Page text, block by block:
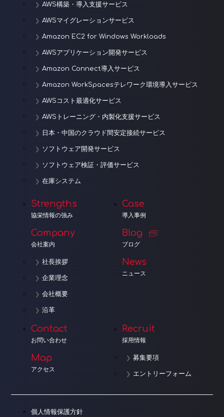
AWS構築・導入支援サービス
AWSマイグレーションサービス
Amazon EC2 for Windows Workloads
AWSアプリケーション開発サービス
Amazon Connect導入サービス
Amazon WorkSpacesテレワーク環境導入サービス
AWSコスト最適化サービス
AWSトレーニング・内製化支援サービス
日本・中国のクラウド間安定接続サービス
ソフトウェア開発サービス
ソフトウェア検証・評価サービス
在庫システム
Strengths
協栄情報の強み
Company
会社案内
社長挨拶
企業理念
会社概要
沿革
Case
導入事例
Blog
ブログ
News
ニュース
Contact
お問い合わせ
Map
アクセス
Recruit
採用情報
募集要項
エントリーフォーム
個人情報保護方針